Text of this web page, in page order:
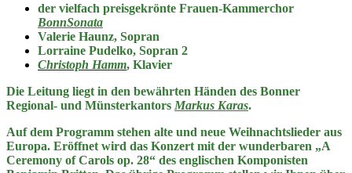
der vielfach preisgekrönte Frauen-Kammerchor
BonnSonata
Valerie Haunz, Sopran
Lorraine Pudelko, Sopran 2
Christoph Hamm, Klavier
Die Leitung liegt in den bewährten Händen des Bonner
Regional- und Münsterkantors Markus Karas.
Auf dem Programm stehen alte und neue Weihnachtslieder aus
Europa. Eröffnet wird das Konzert mit der wunderbaren „A
Ceremony of Carols op. 28“ des englischen Komponisten